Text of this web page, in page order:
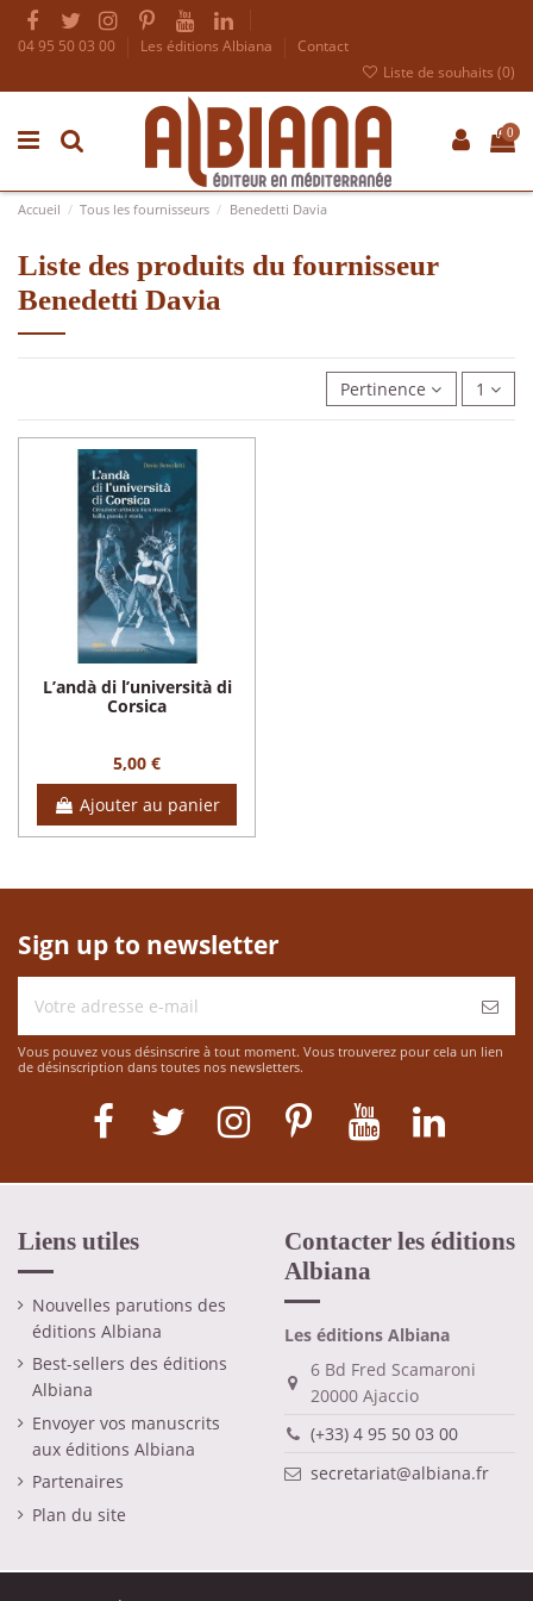
04 95 50 03 00 Les éditions Albiana
Contact
Liste de souhaits (0)
0
Accueil Tous les fournisseurs Benedetti Davia
Liste des produits du fournisseur
Benedetti Davia
Pertinence 1
L’andà di l’università di
Corsica
5,00 €
Ajouter au panier
Sign up to newsletter
Vous pouvez vous désinscrire à tout moment. Vous trouverez pour cela un lien
de désinscription dans toutes nos newsletters.
Liens utiles
Nouvelles parutions des
éditions Albiana
Best-sellers des éditions
Albiana
Envoyer vos manuscrits
aux éditions Albiana
Partenaires
Plan du site
Contacter les éditions
Albiana
Les éditions Albiana
6 Bd Fred Scamaroni
20000 Ajaccio
(+33) 4 95 50 03 00
secretariat@albiana.fr